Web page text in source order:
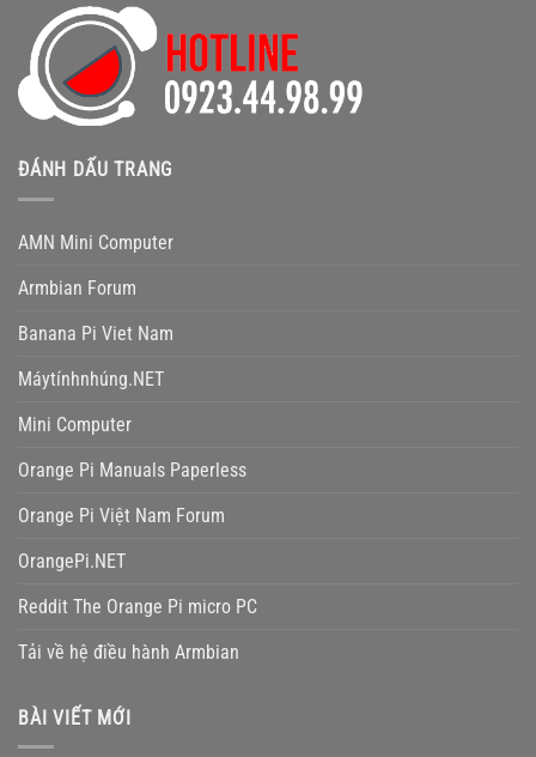
ĐÁNH DẤU TRANG
AMN Mini Computer
Armbian Forum
Banana Pi Viet Nam
Máytínhnhúng.NET
Mini Computer
Orange Pi Manuals Paperless
Orange Pi Việt Nam Forum
OrangePi.NET
Reddit The Orange Pi micro PC
Tải về hệ điều hành Armbian
BÀI VIẾT MỚI